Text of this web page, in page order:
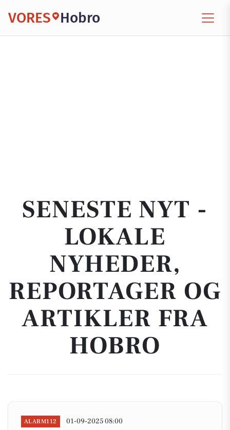
VORES Hobro
SENESTE NYT -
LOKALE
NYHEDER,
REPORTAGER OG
ARTIKLER FRA
HOBRO
ALARM112 01-09-2025 08:00